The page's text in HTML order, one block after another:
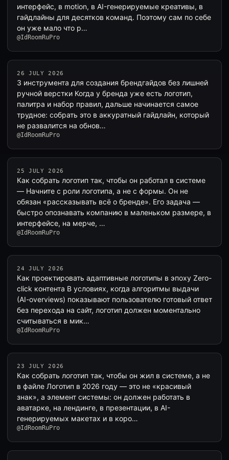
интерфейс, в motion, в AI-генерируемые креативы, в
гайдлайны для десятков команд. Поэтому сам по себе
он уже мало что р…
@IdRoomRuPro
26 JULY 2026
3 инструмента для создания брендгайдов без лишней
ручной верстки Когда у бренда уже есть логотип,
палитра и набор правил, дальше начинается самое
трудное: собрать это в аккуратный гайдлайн, который
не развалится на обнов…
@IdRoomRuPro
25 JULY 2026
Как собрать логотип так, чтобы он работал в системе
— Начните с роли логотипа, а не с формы. Он не
обязан «рассказывать всё о бренде». Его задача —
быстро опознавать компанию в маленьком размере, в
интерфейсе, на мерче, …
@IdRoomRuPro
24 JULY 2026
Как проектировать адаптивные логотипы в эпоху Zero-
click контента В условиях, когда алгоритмы выдачи
(AI-overviews) показывают пользователю готовый ответ
без перехода на сайт, логотип должен моментально
считываться в мик…
@IdRoomRuPro
23 JULY 2026
Как собрать логотип так, чтобы он жил в системе, а не
в файле Логотип в 2026 году — это не «красивый
знак», а элемент системы: он должен работать в
аватарке, на лендинге, в презентации, в AI-
генерируемых макетах и в коро…
@IdRoomRuPro